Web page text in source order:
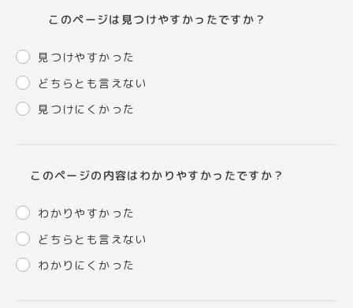
このページは見つけやすかったですか？
見つけやすかった
どちらとも言えない
見つけにくかった
このページの内容はわかりやすかったですか？
わかりやすかった
どちらとも言えない
わかりにくかった